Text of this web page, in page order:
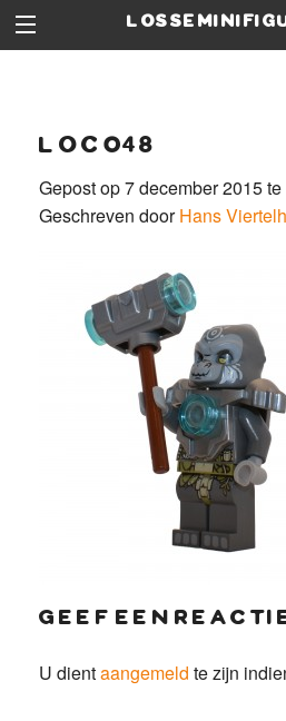
loc048
Gepost op 7 december 2015 te
Geschreven doorHans
geef een
U dientaangemeld te zijn